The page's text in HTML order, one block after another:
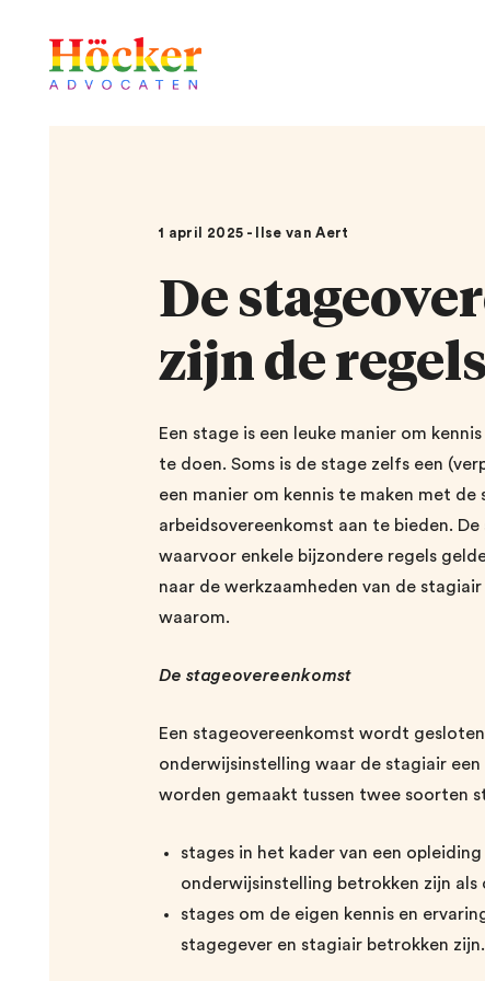
1 april 2025 - Ilse van Aert
De
zijn de
Een stage is een leuke manier om
te doen. Soms is de stage zelfs een
een manier om kennis te maken met
arbeidsovereenkomst aan te bieden.
waarvoor enkele bijzondere regels
naar de werkzaamheden van de
waarom.
De stageovereenkomst
Een stageovereenkomst wordt
onderwijsinstelling waar de stagiair
worden gemaakt tussen twee soorten
stages in het kader van een
onderwijsinstelling betrokken zijn
stages om de eigen kennis en
stagegever en stagiair betrokken zijn.